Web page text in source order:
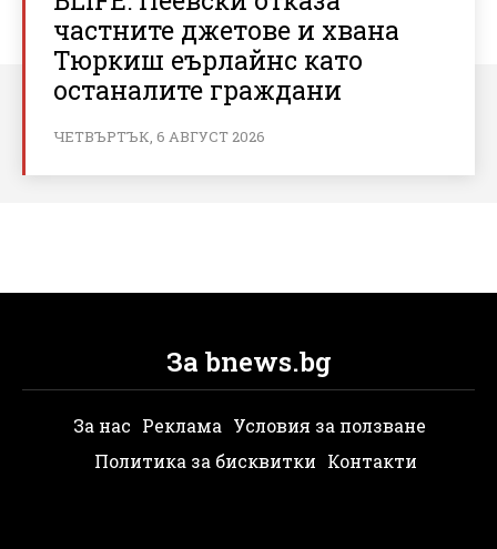
частните джетове и хвана
Тюркиш еърлайнс като
останалите граждани
ЧЕТВЪРТЪК, 6 АВГУСТ 2026
За bnews.bg
За нас Реклама Условия за ползване
Политика за бисквитки Контакти